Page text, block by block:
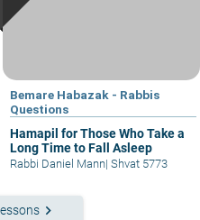
Bemare Habazak - Rabbis
Questions
Hamapil for Those Who Take a
Long Time to Fall Asleep
Rabbi Daniel Mann| Shvat 5773
keyboard_arrow_right